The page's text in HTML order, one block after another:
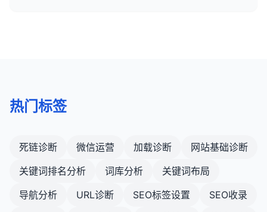
热门标签
死链诊断 微信运营 加载诊断
网站基础诊断
关键词排名分析
词库分析
关键词布局
导航分析
URL诊断 SEO标签设置
SEO收录